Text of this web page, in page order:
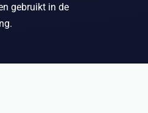
gebruikt in de